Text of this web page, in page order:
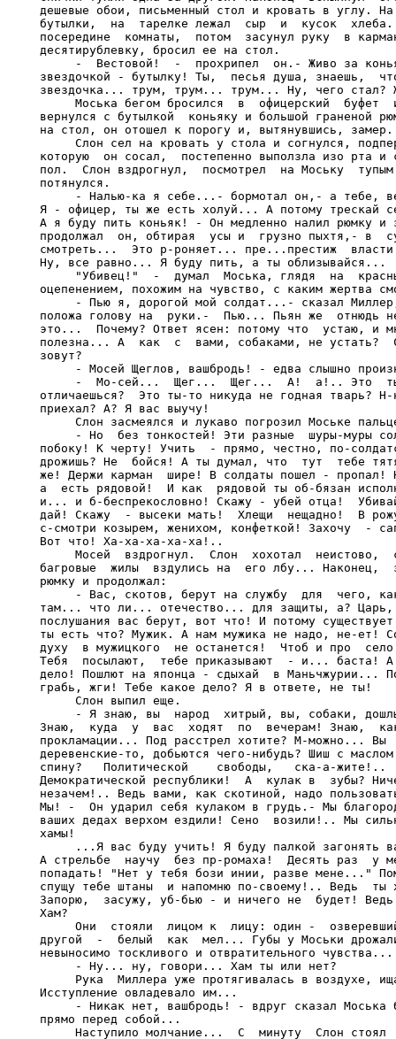
дешевые обои, письменный стол и кровать в углу.
бутылки,  на  тарелке лежал  сыр  и  кусок
посередине  комнаты,  потом  засунул руку  в
десятирублевку, бросил ее на стол.
-  Вестовой!  -  прохрипел  он.- Живо за
звездочкой - бутылку! Ты,  песья душа, знаешь,
звездочка... трум, трум... трум... Ну, чего стал?
Моська бегом бросился  в  офицерский  буфет
вернулся с бутылкой  коньяку и большой граненой
на стол, он отошел к порогу и, вытянувшись, замер.
Слон сел на кровать у стола и согнулся,
которую  он сосал,  постепенно выползла изо рта
пол.  Слон вздрогнул,  посмотрел  на Моську
потянулся.
- Налью-ка я себе...- бормотал он,- а тебе,
Я - офицер, ты же есть холуй... А потому трескай
А я буду пить коньяк! - Он медленно налил рюмку и
продолжал  он, обтирая  усы и  грузно пыхтя,- в
смотреть...  Это р-роняет... пре...престиж
Ну, все равно... Я буду пить, а ты облизывайся...
"Убивец!"  -  думал  Моська, глядя  на
оцепенением, похожим на чувство, с каким жертва
- Пью я, дорогой мой солдат...- сказал
положа голову на  руки.-  Пью... Пьян же  отнюдь
это...  Почему? Ответ ясен: потому что  устаю, и
полезна... А  как  с  вами, собаками, не устать?
зовут?
- Мосей Щеглов, вашбродь! - едва слышно
-  Mo-сей...  Щег...  Щег...  А!  а!.. Это
отличаешься?  Это ты-то никуда не годная тварь?
приехал? А? Я вас выучу!
Слон засмеялся и лукаво погрозил Моське
- Но  без тонкостей! Эти разные  шуры-муры
побоку! К черту! Учить  - прямо, честно, по-
дрожишь? Не  бойся! А ты думал, что  тут  тебе
же! Держи карман  шире! В солдаты пошел - пропал!
а  есть рядовой!  И как  рядовой ты об-бязан
и... и б-беспрекословно! Скажу - убей отца!
дай! Скажу  - высеки мать!  Хлещи  нещадно!  В
с-смотри козырем, женихом, конфеткой! Захочу  -
Вот что! Ха-ха-ха-ха-ха!..
Мосей  вздрогнул.  Слон  хохотал  неистово,
багровые  жилы  вздулись на  его лбу... Наконец,
рюмку и продолжал:
- Вас, скотов, берут на службу  для  чего,
там... что ли... отечество... для защиты, а?
послушания вас берут, вот что! И потому существует
ты есть что? Мужик. А нам мужика не надо, не-ет!
духу  в мужицкого  не останется!  Чтоб и про
Тебя  посылают,  тебе приказывают  - и... баста!
дело! Пошлют на японца - сдыхай  в Маньчжурии...
грабь, жги! Тебе какое дело? Я в ответе, не ты!
     Слон выпил еще.
- Я знаю, вы  народ  хитрый, вы, собаки,
Знаю,  куда  у  вас  ходят  по  вечерам! Знаю,
прокламации... Под расстрел хотите? М-можно... Вы
деревенские-то, добьются чего-нибудь? Шиш с
спину?   Политической    свободы,   ска-а-
Демократической республики!  А  кулак в  зубы?
незачем!.. Ведь вами, как скотиной, надо
Мы! -  Он ударил себя кулаком в грудь.- Мы
ваших дедах верхом ездили! Сено  возили!.. Мы
хамы!
...Я вас буду учить! Я буду палкой загонять
А стрельбе  научу  без пр-ромаха!  Десять раз  у
попадать! "Нет у тебя бози инии, разве мене..."
спущу тебе штаны  и напомню по-своему!.. Ведь
Запорю,  засужу, уб-бью - и ничего не  будет!
Хам?
Они  стояли  лицом к  лицу: один -
другой  -  белый  как  мел... Губы у Моськи
невыносимо тоскливого и отвратительного
     - Ну... ну, говори... Хам ты или нет?
Рука  Миллера уже протягивалась в воздухе,
Исступление овладевало им...
- Никак нет, вашбродь! - вдруг сказал Моська
прямо перед собой...
Наступило молчание...  С  минуту  Слон стоял